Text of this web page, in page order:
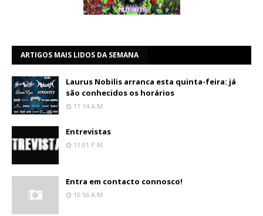
ARTIGOS MAIS LIDOS DA SEMANA
Laurus Nobilis arranca esta quinta-feira: já
são conhecidos os horários
11:14 A.m.
Entrevistas
11:01 P.m.
Entra em contacto connosco!
10:56 A.m.